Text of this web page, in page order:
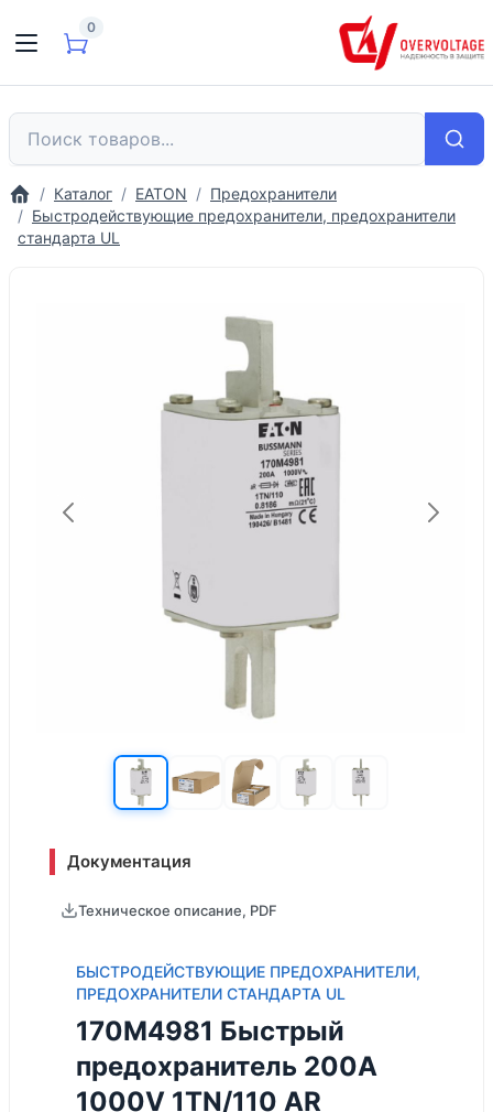
0
Каталог EATON
Предохранители
Быстродействующие предохранители, предохранители
стандарта UL
Документация
Техническое описание, PDF
БЫСТРОДЕЙСТВУЮЩИЕ ПРЕДОХРАНИТЕЛИ,
ПРЕДОХРАНИТЕЛИ СТАНДАРТА UL
170M4981 Быстрый
предохранитель 200A
1000V 1TN/110 AR